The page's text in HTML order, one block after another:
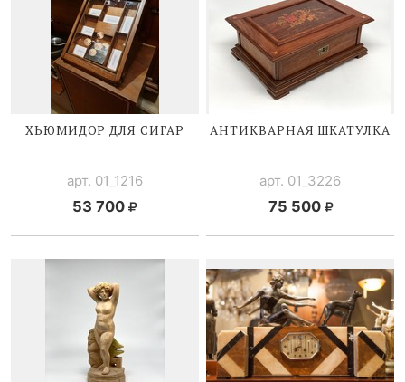
ХЬЮМИДОР ДЛЯ СИГАР
арт. 01_1216
53 700
АНТИКВАРНАЯ ШКАТУЛКА
арт. 01_3226
75 500